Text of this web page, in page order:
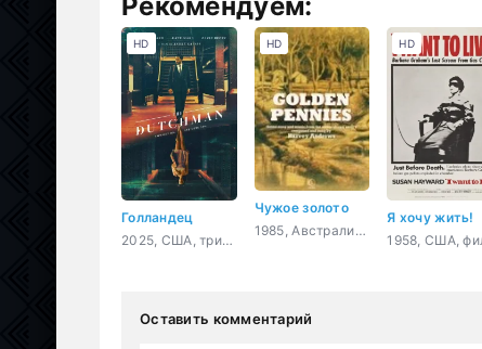
Голландец
2025, США, триллер, драма
HD
Чужое золото
1985, Австралия, Великобритания, приключения, семейный
HD
Я хочу жить!
HD
Оставить комментарий